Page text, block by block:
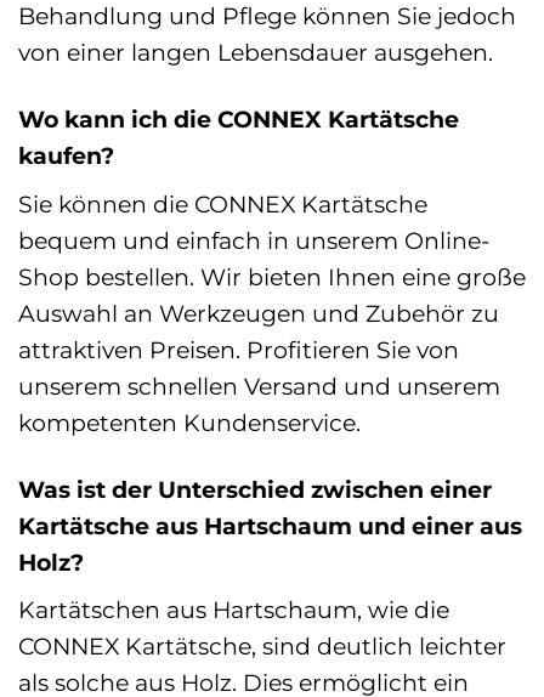
Behandlung und Pflege können Sie jedoch
von einer langen Lebensdauer ausgehen.
Wo kann ich die CONNEX Kartätsche
kaufen?
Sie können die CONNEX Kartätsche
bequem und einfach in unserem Online-
Shop bestellen. Wir bieten Ihnen eine große
Auswahl an Werkzeugen und Zubehör zu
attraktiven Preisen. Profitieren Sie von
unserem schnellen Versand und unserem
kompetenten Kundenservice.
Was ist der Unterschied zwischen einer
Kartätsche aus Hartschaum und einer aus
Holz?
Kartätschen aus Hartschaum, wie die
CONNEX Kartätsche, sind deutlich leichter
als solche aus Holz. Dies ermöglicht ein